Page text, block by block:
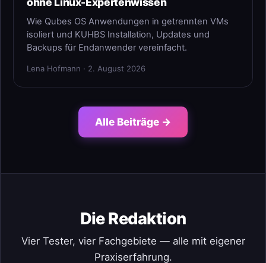
Wie Qubes OS Anwendungen in getrennten VMs
isoliert und KUHBS Installation, Updates und
Backups für Endanwender vereinfacht.
Lena Hofmann · 2. August 2026
Alle Beiträge →
Die Redaktion
Vier Tester, vier Fachgebiete — alle mit eigener
Praxiserfahrung.